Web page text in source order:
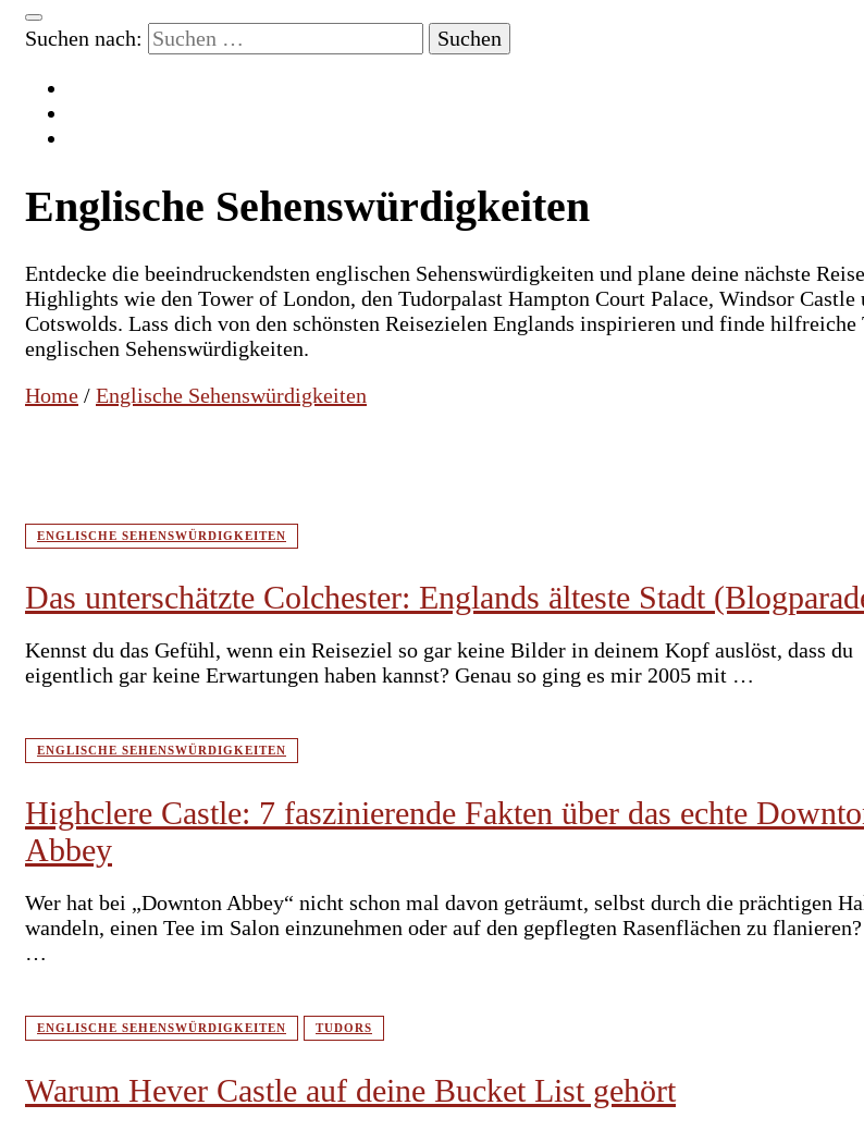
Suchen nach:
Englische Sehenswürdigkeiten
Entdecke die beeindruckendsten englischen Sehenswürdigkeiten und plane deine nächste
Highlights wie den Tower of London, den Tudorpalast Hampton Court Palace, Windsor
Cotswolds. Lass dich von den schönsten Reisezielen Englands inspirieren und finde
englischen Sehenswürdigkeiten.
Home / Englische Sehenswürdigkeiten
ENGLISCHE SEHENSWÜRDIGKEITEN
Das unterschätzte Colchester: Englands älteste Stadt
Kennst du das Gefühl, wenn ein Reiseziel so gar keine Bilder in deinem Kopf auslöst, dass du
eigentlich gar keine Erwartungen haben kannst? Genau so ging es mir 2005 mit …
ENGLISCHE SEHENSWÜRDIGKEITEN
Highclere Castle: 7 faszinierende Fakten über das echte
Abbey
Wer hat bei „Downton Abbey“ nicht schon mal davon geträumt, selbst durch die prächtigen
wandeln, einen Tee im Salon einzunehmen oder auf den gepflegten Rasenflächen zu
…
ENGLISCHE SEHENSWÜRDIGKEITEN TUDORS
Warum Hever Castle auf deine Bucket List gehört